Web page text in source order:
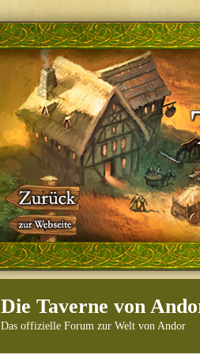
Die Taverne von
Das offizielle Forum zur Welt von Andor